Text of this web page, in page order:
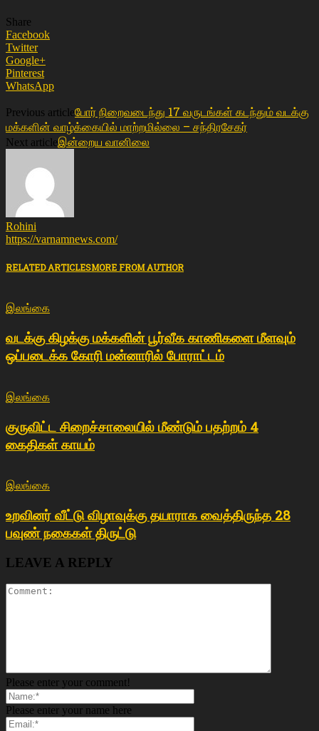
Share
Facebook
Twitter
Google+
Pinterest
WhatsApp
Previous articleபோர் நிறைவடைந்து 17 வருடங்கள் கடந்தும் வடக்கு
மக்களின் வாழ்க்கையில் மாற்றமில்லை – சந்திரசேகர்
Next articleஇன்றைய வானிலை
Rohini
https://varnamnews.com/
RELATED ARTICLESMORE FROM AUTHOR
இலங்கை
வடக்கு கிழக்கு மக்களின் பூர்வீக காணிகளை மீளவும்
ஒப்படைக்க கோரி மன்னாரில் போராட்டம்
இலங்கை
குருவிட்ட சிறைச்சாலையில் மீண்டும் பதற்றம் 4
கைதிகள் காயம்
இலங்கை
உறவினர் வீட்டு விழாவுக்கு தயாராக வைத்திருந்த 28
பவுண் நகைகள் திருட்டு
LEAVE A REPLY
Please enter your comment!
Please enter your name here